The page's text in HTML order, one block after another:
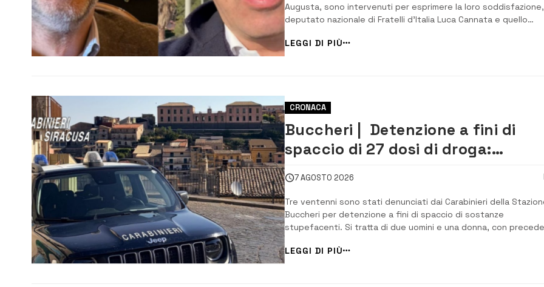
Augusta, sono intervenuti per esprimere la loro
deputato nazionale di Fratelli d’Italia Luca Cannata e quello
regionale della Democrazia cristiana Carlo Auteri. Cannata ha
sottolineato l’impegno a fianco del commissario straordinario
la depurazione Fabio...
LEGGI DI PIÙ
CRONACA
Buccheri | Detenzione a fini di
spaccio di 27 dosi di droga:
denunciati tre 20enni
7 AGOSTO 2026
Tre ventenni sono stati denunciati dai Carabinieri della
Buccheri per detenzione a fini di spaccio di sostanze
stupefacenti. Si tratta di due uomini e una donna, con
di polizia per reati in materia di stupefacenti, che nel corso di
perquisizione domiciliare sono stati trovati in possesso di 27
di marijuana [&hel...
LEGGI DI PIÙ